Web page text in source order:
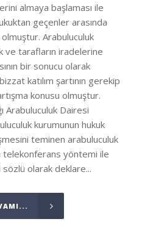
almaya başlaması ile
geçenler arasında
Arabuluculuk
ve tarafların iradelerine
bir sonucu olarak
katılım şartının gerekip
konusu olmuştur.
Arabuluculuk Dairesi
kurumunun hukuk
teminen arabuluculuk
telekonferans yöntemi ile
sözlü olarak deklare...